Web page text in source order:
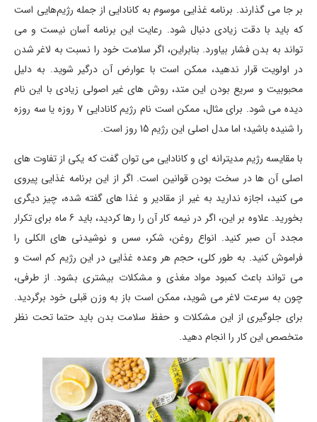
بر جا می گذارند. برنامه غذایی موسوم به کانادایی از جمله رژیم‌هایی است
که باید با دقت زیادی دنبال شود. رعایت این برنامه آسان نیست و می
تواند به بدن فشار بیاورد. بنابراین، اگر سلامت خود را نسبت به لاغر شدن
در اولویت قرار ندهید، ممکن است با عوارض آن درگیر شوید. به دلیل
محبوبیت و سریع بودن این متد، روش های غیر اصولی زیادی با این نام
دیده می شود. برای مثال، ممکن است نام رژیم کانادایی 7 روزه یا سه روزه
را شنیده باشید؛ اما مدل اصلی این رژیم 15 روز است.
با مقایسه رژیم مدیترانه ای و کانادایی می توان گفت که یکی از تفاوت های
اصلی آن ها در سخت بودن قوانین است. اگر از این برنامه غذایی پیروی
می کنید، اجازه ندارید به غیر از مقادیر و غذا های گفته شده، چیز دیگری
بخورید. علاوه بر این، اگر در نیمه کار آن را رها کردید، باید 6 ماه برای تکرار
مجدد آن صبر کنید. انواع روغن، شکر، سس و نوشیدنی های الکلی را
فراموش کنید. به طور کلی، حجم هر وعده غذایی در این رژیم کم است و
می تواند باعث کمبود مواد مغذی و مشکلات بیشتری بشود. از طرفی،
چون به سرعت لاغر می شوید، ممکن است باز به وزن قبلی خود برگردید.
برای جلوگیری از این مشکلات و حفظ سلامت بدن باید حتما تحت نظر
متخصص این کار را انجام دهید.